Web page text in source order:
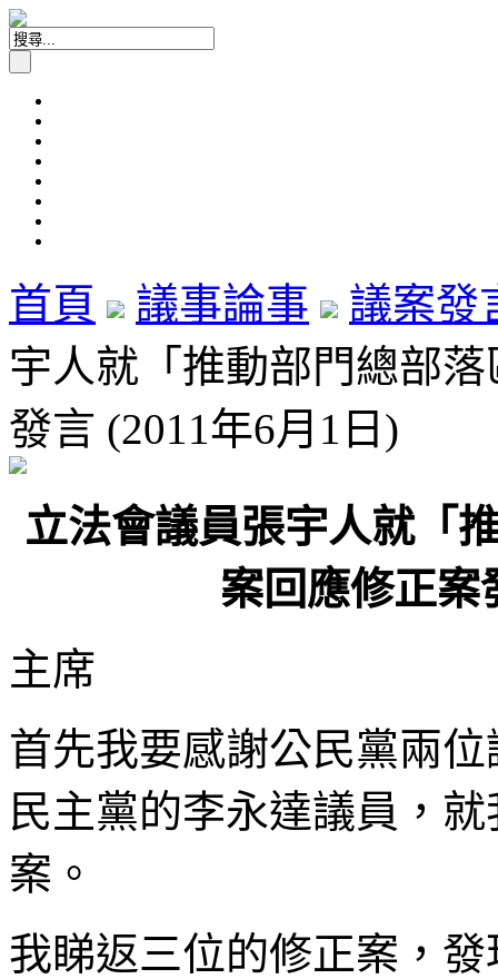
首頁 議事論事
議案發
宇人就「推動部門總部
發言 (2011年6月1日)
立法會議員張宇人就「
案回應修正案
主席
首先我要感謝公民黨兩
民主黨的李永達議員，
案。
我睇返三位的修正案，